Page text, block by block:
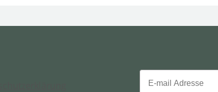
Email